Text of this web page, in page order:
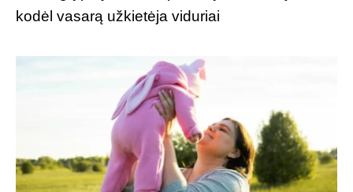
kodėl vasarą užkietėja viduriai